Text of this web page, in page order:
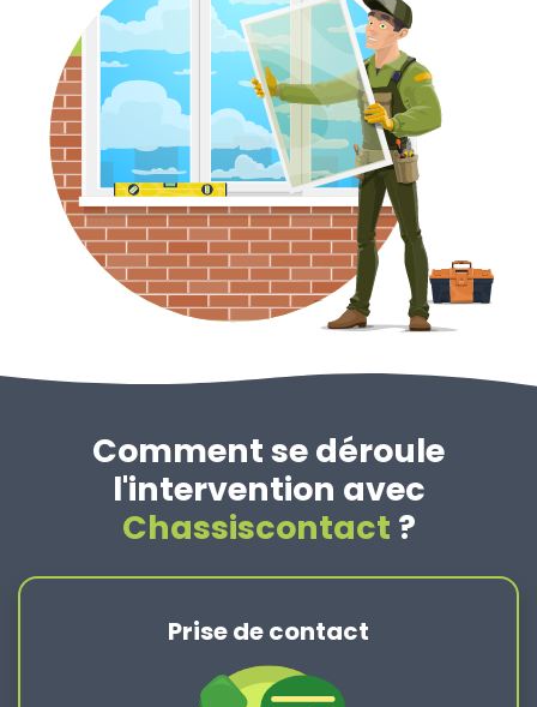
Comment se déroule
l'intervention avec
Chassiscontact ?
Prise de contact